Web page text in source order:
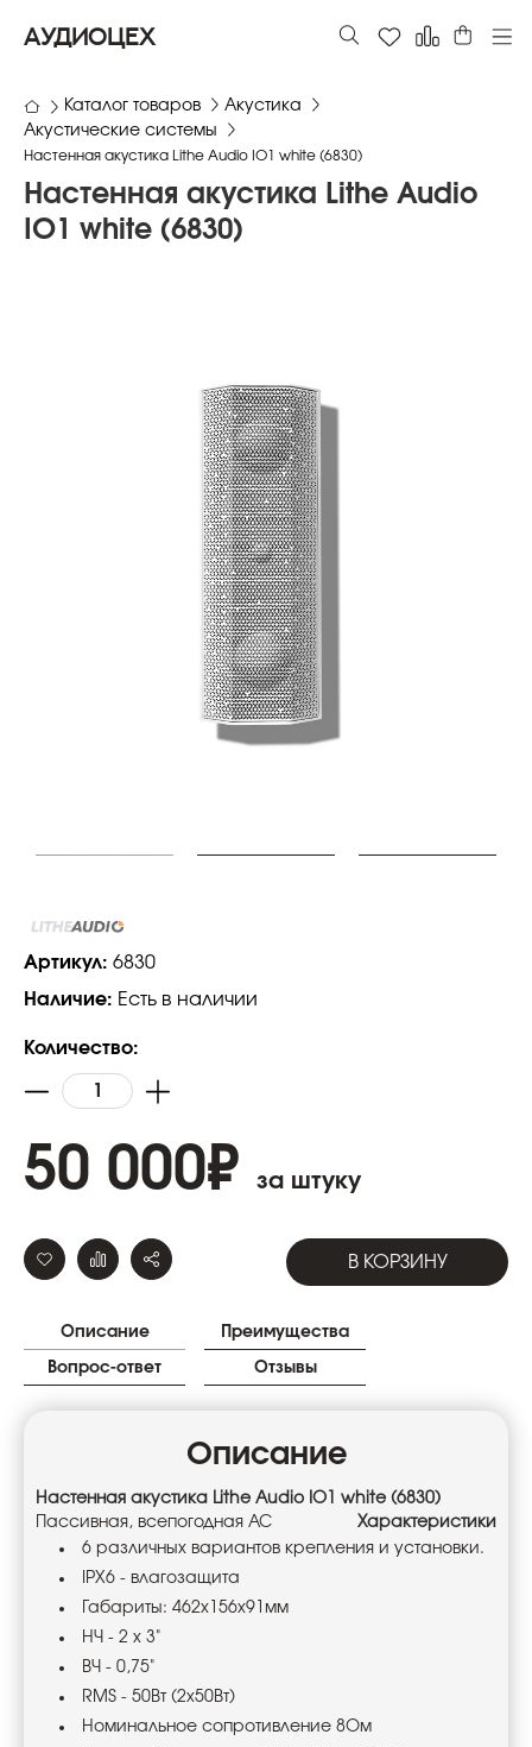
АУДИОЦЕХ
Каталог товаров
Акустика
Акустические системы
Настенная акустика Lithe Audio IO1 white (6830)
Настенная акустика Lithe Audio
IO1 white (6830)
Артикул: 6830
Наличие: Есть в наличии
Количество:
50 000₽ за штуку
В КОРЗИНУ
Описание Преимущества
Вопрос-ответ Отзывы
Описание
Настенная акустика Lithe Audio IO1 white (6830)
Пассивная, всепогодная АС
Характеристики
6 различных вариантов крепления и установки.
IPX6 - влагозащита
Габариты: 462х156х91мм
НЧ - 2 х 3"
ВЧ - 0,75"
RMS - 50Вт (2х50Вт)
Номинальное сопротивление 8Ом